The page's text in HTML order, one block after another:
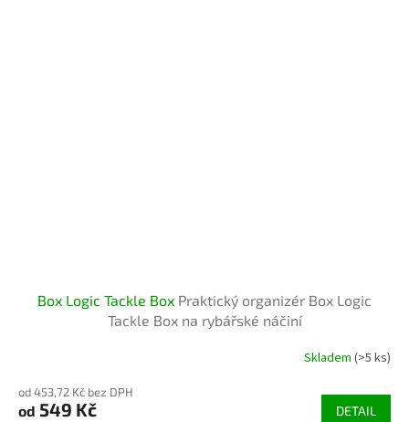
Box Logic Tackle Box Praktický organizér Box Logic
Tackle Box na rybářské náčiní
Skladem (>5 ks)
od 453,72 Kč bez DPH
od 549 Kč DETAIL